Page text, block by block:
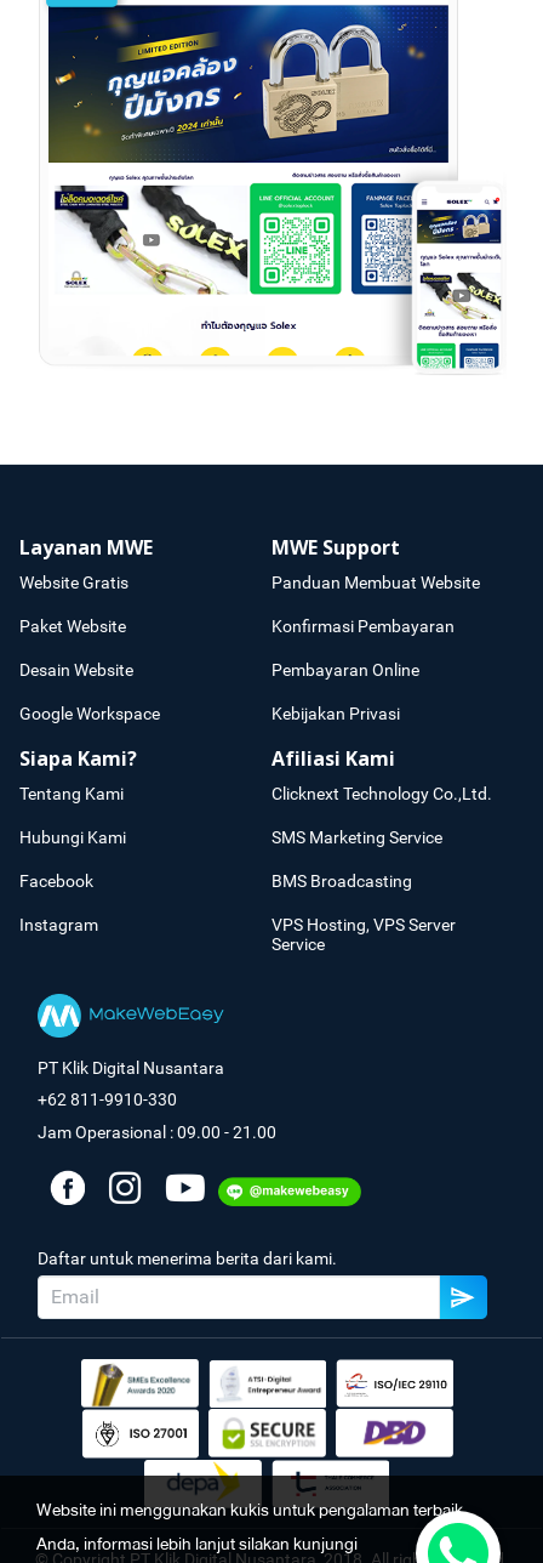
Layanan MWE
Website Gratis
Paket Website
Desain Website
Google Workspace
MWE Support
Panduan Membuat Website
Konfirmasi Pembayaran
Pembayaran Online
Kebijakan Privasi
Siapa Kami?
Tentang Kami
Hubungi Kami
Facebook
Instagram
Afiliasi Kami
Clicknext Technology Co.,Ltd.
SMS Marketing Service
BMS Broadcasting
VPS Hosting, VPS Server
Service
PT Klik Digital Nusantara
+62 811-9910-330
Jam Operasional : 09.00 - 21.00
Daftar untuk menerima berita dari kami.
Website ini menggunakan kukis untuk pengalaman terbaik
Anda, informasi lebih lanjut silakan kunjungi